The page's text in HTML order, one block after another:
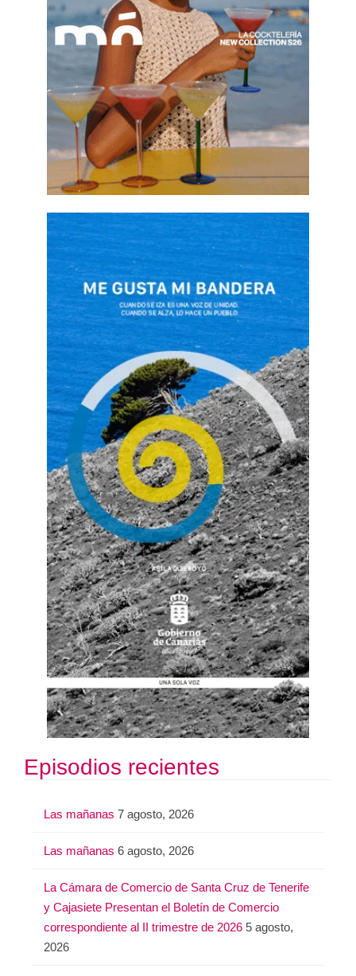
Episodios recientes
Las mañanas 7 agosto, 2026
Las mañanas 6 agosto, 2026
La Cámara de Comercio de Santa Cruz de Tenerife
y Cajasiete Presentan el Boletín de Comercio
correspondiente al II trimestre de 2026 5 agosto,
2026